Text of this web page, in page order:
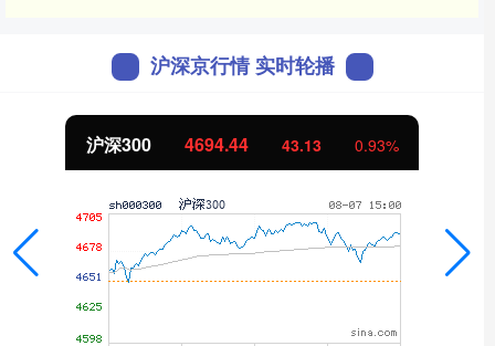
沪深京行情 实时轮播
沪深300 4694.44 43.13 0.93%